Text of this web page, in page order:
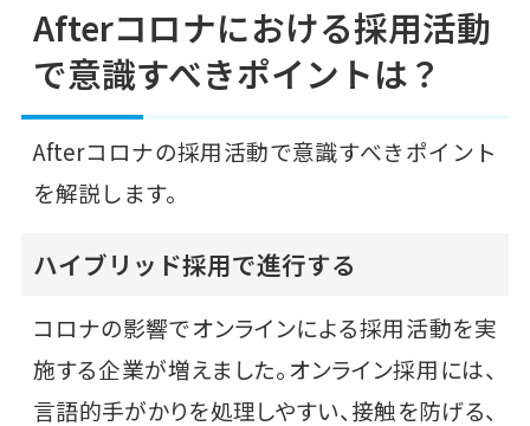
Afterコロナにおける採用活動
で意識すべきポイントは？
Afterコロナの採用活動で意識すべきポイント
を解説します。
ハイブリッド採用で進行する
コロナの影響でオンラインによる採用活動を実
施する企業が増えました。オンライン採用には、
言語的手がかりを処理しやすい、接触を防げる、